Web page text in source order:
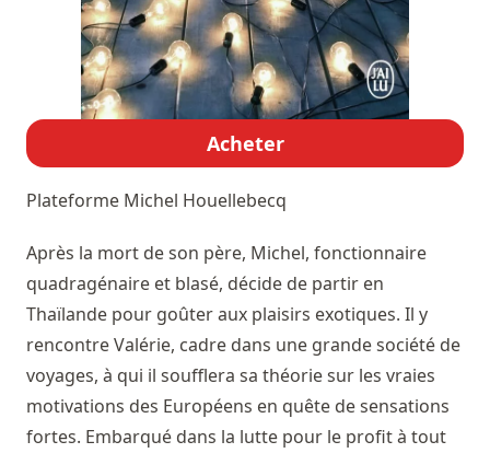
Acheter
Plateforme Michel Houellebecq
Après la mort de son père, Michel, fonctionnaire
quadragénaire et blasé, décide de partir en
Thaïlande pour goûter aux plaisirs exotiques. Il y
rencontre Valérie, cadre dans une grande société de
voyages, à qui il soufflera sa théorie sur les vraies
motivations des Européens en quête de sensations
fortes. Embarqué dans la lutte pour le profit à tout